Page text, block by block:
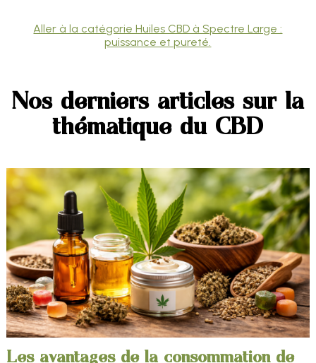
Aller à la catégorie Huiles CBD à Spectre Large :
puissance et pureté.
Nos derniers articles sur la
thématique du CBD
Les avantages de la consommation de